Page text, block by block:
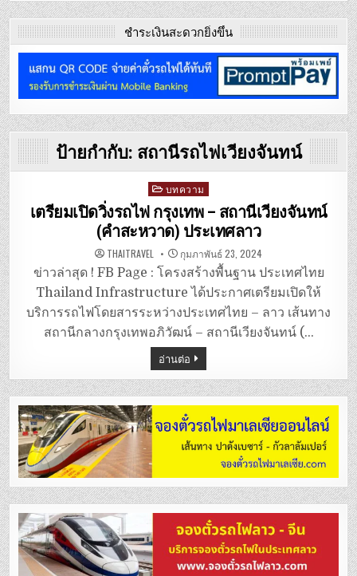
ชำระเงินสะดวกยิ่งขึ้น
ป้ายกำกับ: สถานีรถไฟเวียงจันทน์
Posted
in
บทความ
เตรียมเปิดวิ่งรถไฟ กรุงเทพ – สถานีเวียงจันทน์
(คำสะหวาด) ประเทศลาว
THAITRAVEL กุมภาพันธ์ 23, 2024
ข่าวล่าสุด ! FB Page : โครงสร้างพื้นฐาน ประเทศไทย
Thailand Infrastructure ได้ประกาศเตรียมเปิดให้
บริการรถไฟโดยสารระหว่างประเทศไทย – ลาว เส้นทาง
สถานีกลางกรุงเทพอภิวัฒน์ – สถานีเวียงจันทน์ (…
อ่านต่อ